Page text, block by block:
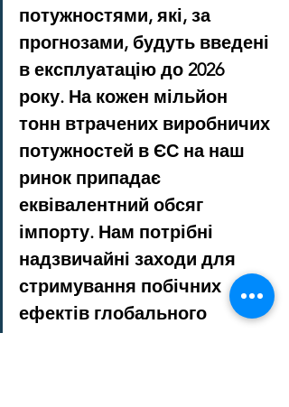
потужностями, які, за
прогнозами, будуть введені
в експлуатацію до 2026
року. На кожен мільйон
тонн втрачених виробничих
потужностей в ЄС на наш
ринок припадає
еквівалентний обсяг
імпорту. Нам потрібні
надзвичайні заходи для
стримування побічних
ефектів глобального